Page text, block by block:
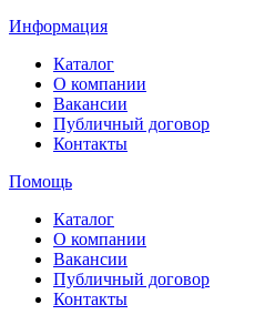
Информация
Каталог
О компании
Вакансии
Публичный договор
Контакты
Помощь
Каталог
О компании
Вакансии
Публичный договор
Контакты